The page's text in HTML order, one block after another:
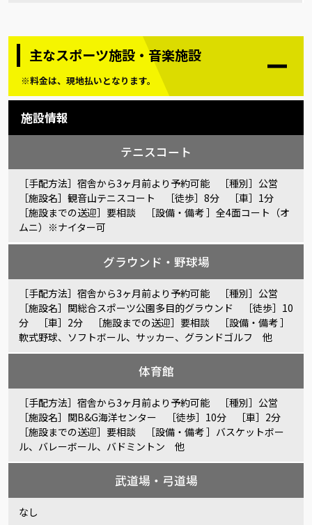
主なスポーツ施設・音楽施設
※料金は、現地払いとなります。
施設情報
テニスコート
［手配方法］宿舎から3ヶ月前より予約可能 ［種別］公営
［施設名］観音山テニスコート ［徒歩］8分 ［車］1分
［施設までの送迎］要相談 ［設備・備考 ］全4面コート（オ
ムニ）※ナイター可
グラウンド・野球場
［手配方法］宿舎から3ヶ月前より予約可能 ［種別］公営
［施設名］関総合スポーツ公園多目的グラウンド ［徒歩］10
分 ［車］2分 ［施設までの送迎］要相談 ［設備・備考 ］
軟式野球、ソフトボール、サッカー、グランドゴルフ 他
体育館
［手配方法］宿舎から3ヶ月前より予約可能 ［種別］公営
［施設名］関B&G海洋センター ［徒歩］10分 ［車］2分
［施設までの送迎］要相談 ［設備・備考 ］バスケットボー
ル、バレーボール、バドミントン 他
武道場・弓道場
なし